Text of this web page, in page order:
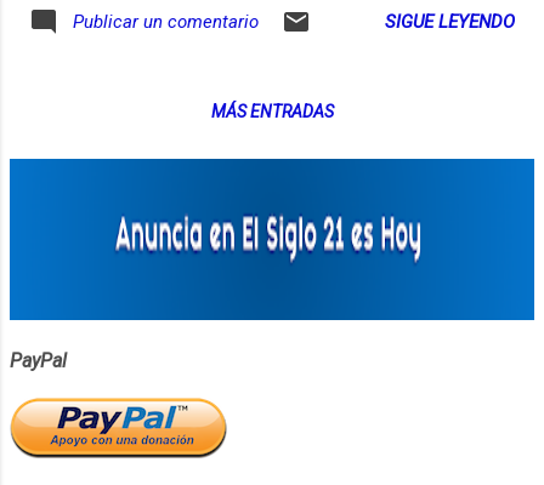
Publicar un comentario SIGUE LEYENDO
MÁS ENTRADAS
PayPal